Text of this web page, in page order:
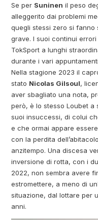
Se per Suninen il peso
alleggerito dai problemi
quegli stessi zero si fanno
grave. I suoi continui
TokSport a lunghi
durante i vari
Nella stagione 2023 il
stato Nicolas Gilsoul,
aver sbagliato una nota,
però, è lo stesso Loubet a
suoi insuccessi, di colui
e che ormai appare
con la perdita
anzitempo. Una discesa
inversione di rotta, con i
2022, non sembra avere
estromettere, a meno di
situazione, dal lottare per
anni.